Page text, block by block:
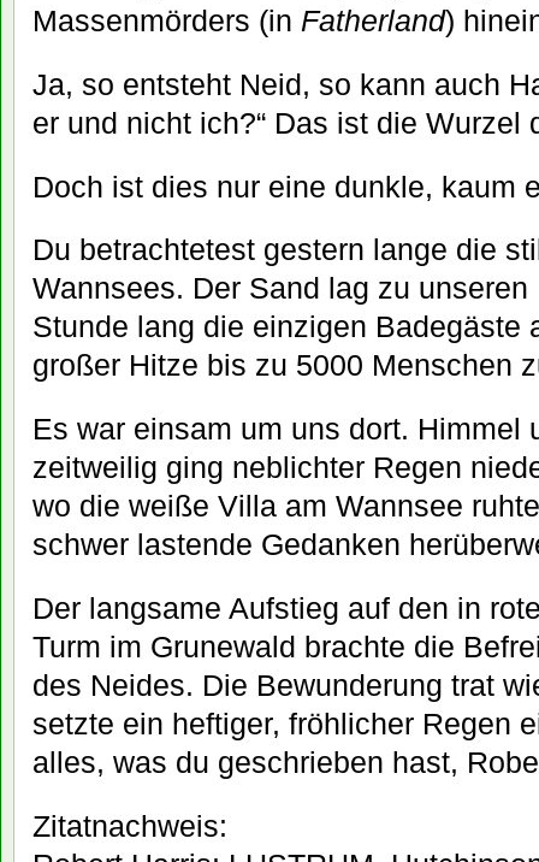
Massenmörders (in Fatherland)
Ja, so entsteht Neid, so kann auch
er und nicht ich?“ Das ist die Wurzel
Doch ist dies nur eine dunkle, kaum
Du betrachtetest gestern lange die
Wannsees. Der Sand lag zu
Stunde lang die einzigen Badegäste
großer Hitze bis zu 5000 Menschen
Es war einsam um uns dort. Himmel
zeitweilig ging neblichter Regen
wo die weiße Villa am Wannsee
schwer lastende Gedanken
Der langsame Aufstieg auf den in
Turm im Grunewald brachte die
des Neides. Die Bewunderung trat
setzte ein heftiger, fröhlicher Regen
alles, was du geschrieben hast,
Zitatnachweis: